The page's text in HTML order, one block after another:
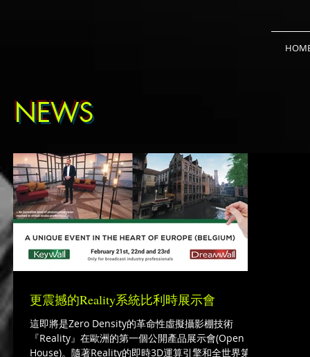
NEWS
更震撼的Reality系統比利時展示會
這即將是Zero Density的革命性虛擬攝影棚技術
『Reality』在歐洲的第一個公開產品展示會(Open
House)。隨著Reality的即時3D運算引擎和全世界第一